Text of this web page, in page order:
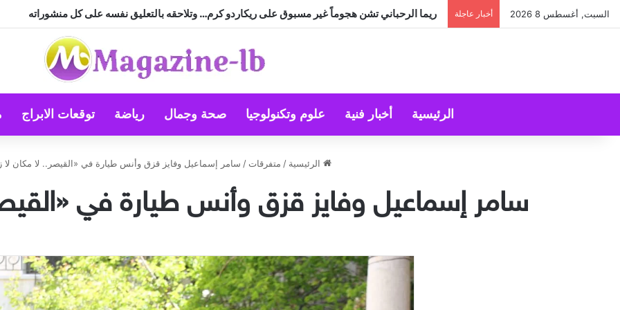
السبت, أغسطس 8 2026 أخبار عاجلة «سارة الحديدي» تواجه الجن زمباهولا على تياترو آفاق
الرئيسية أخبار فنية علوم وتكنولوجيا صحة وجمال رياضة توقعات الابراج
الرئيسية / متفرقات / سامر إسماعيل وفايز قزق وأنس طيارة في «القيصر.. لا مكان لا
سامر إسماعيل وفايز قزق وأنس طيارة في